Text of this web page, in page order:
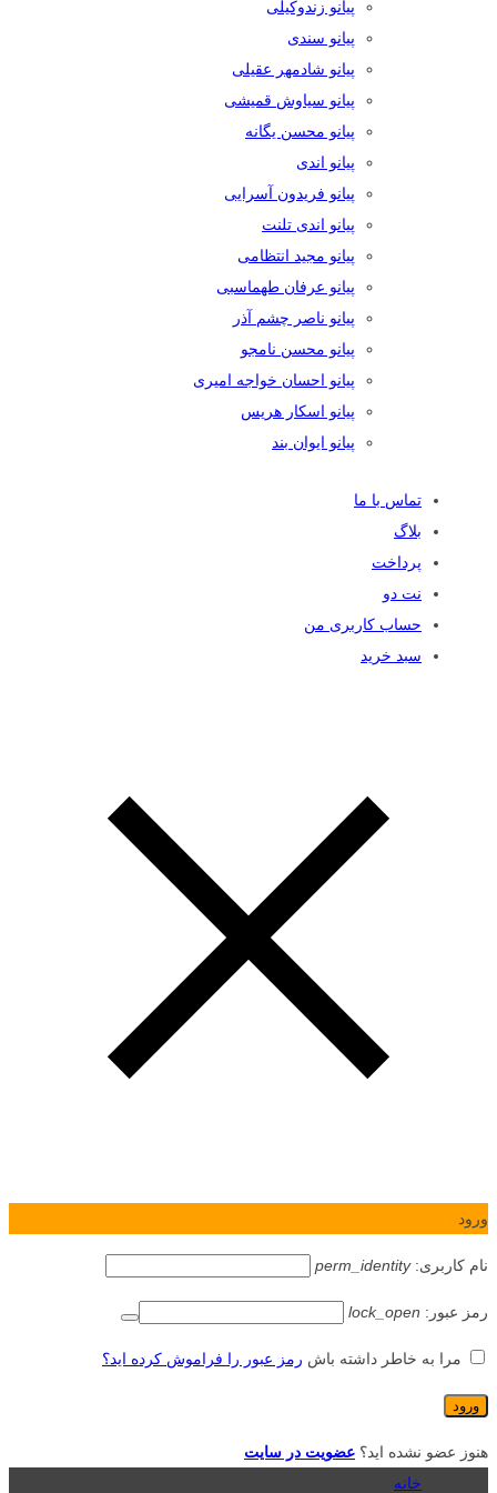
پیانو زندوکیلی
پیانو سندی
پیانو شادمهر عقیلی
پیانو سیاوش قمیشی
پیانو محسن یگانه
پیانو اندی
پیانو فریدون آسرایی
پیانو اندی تلنت
پیانو مجید انتظامی
پیانو عرفان طهماسبی
پیانو ناصر چشم آذر
پیانو محسن نامجو
پیانو احسان خواجه امیری
پیانو اسکار هریس
پیانو ایوان بند
تماس با ما
بلاگ
پرداخت
نت دو
حساب کاربری من
سبد خرید
ورود
نام کاربری:perm_identity
رمز عبور: lock_open
مرا به خاطر داشته باش رمز عبور را فراموش کرده اید؟
هنوز عضو نشده اید؟ عضویت در سایت
خانه